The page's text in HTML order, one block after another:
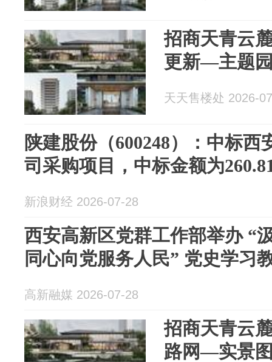
招商天青云
更新—主题
天天售楼处 2026-
陕建股份（600248）：中标
司采购项目，中标金额为
新浪财经 2026-07-28
西安高新区党群工作部举办 “
同心向党服务人民” 党史学习
高新融媒 2026-07-28
招商天青云
路网—实景